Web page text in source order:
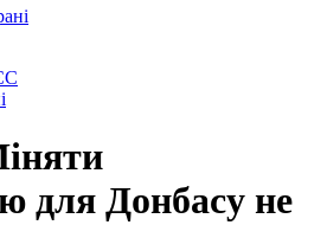
для Донбасу не